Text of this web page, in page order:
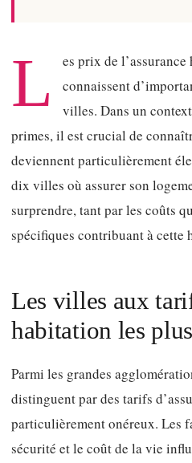
L
es prix de
connaissent
villes. Dans un
primes, il est crucial de
deviennent particulièrement
dix villes où assurer son
surprendre, tant par les coûts
spécifiques contribuant à cette
Les villes aux
habitation les
Parmi les grandes
distinguent par des tarifs
particulièrement onéreux. Les
sécurité et le coût de la vie